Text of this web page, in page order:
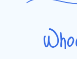
gefokt. Elke pup
kunt u verwachten
Deze honden
ervan om actief